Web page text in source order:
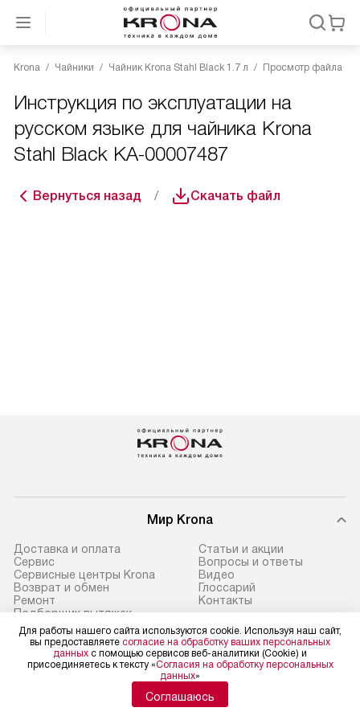
Krona Чайники Чайник Krona Stahl Black 1.7 л Просмотр файла
Инструкция по эксплуатации на
русском языке для чайника Krona
Stahl Black КА-00007487
Вернуться назад Скачать файл
Мир Krona
Доставка и оплата
Сервис
Сервисные центры Krona
Возврат и обмен
Ремонт
Подборщик вытяжек
Статьи и акции
Вопросы и ответы
Видео
Глоссарий
Контакты
Политика конфиденциальности
Условия продажи
Для работы нашего сайта используются cookie. Используя наш сайт,
вы предоставляете согласие на обработку ваших персональных
данных с помощью сервисов веб-аналитики (Cookie) и
присоединяетесь к тексту «Согласия на обработку персональных
данных»
Соглашаюсь